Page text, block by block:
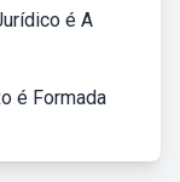
é A
é Formada